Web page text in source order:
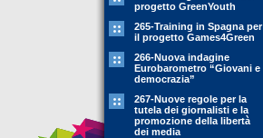
progetto GreenYouth
265-Training in Spagna per
il progetto Games4Green
266-Nuova indagine
Eurobarometro “Giovani e
democrazia”
267-Nuove regole per la
tutela dei giornalisti e la
promozione della libertà
dei media